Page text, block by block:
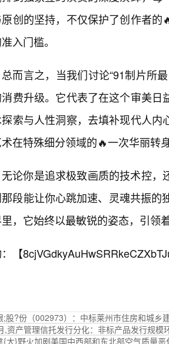
创的坚持，不仅保护了创作者
入门槛。
总而言之，当我们讨论“91制片所
费升级。它代表了在这个审美
索与人性洞察，去填补现代人
在特殊细分领域的🔥一次华丽转
无论你是追求极致画质的技术控
段能让你心跳加速、灵魂共振
，它始终以最敏锐的姿态，引领
【
;股?份（002973）：中标莱州市住房和城乡
,资产管理信托发行分化：非标产品发行规模
{大}野火加剧美国中西部和东北部空气质量恶